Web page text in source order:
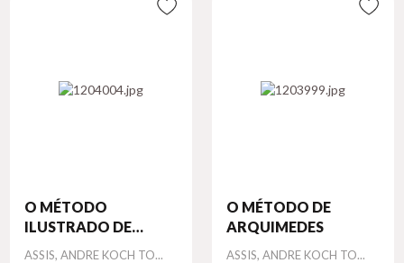
O MÉTODO
ILUSTRADO DE
ARQ...
Autor
ASSIS, ANDRE KOCH TO...
O MÉTODO DE
ARQUIMEDES
Autor
ASSIS, ANDRE KOCH TO...